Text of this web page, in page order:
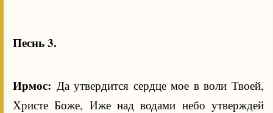
Песнь 3.
Ирмос: Да утвердится сердце мое в воли Твоей,
Христе Боже, Иже над водами небо утверждей